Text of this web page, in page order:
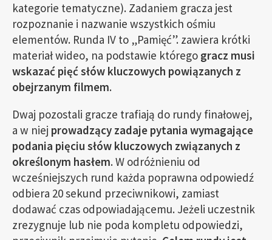
kategorie tematyczne). Zadaniem gracza jest
rozpoznanie i nazwanie wszystkich ośmiu
elementów. Runda IV to „Pamięć”. zawiera krótki
materiał wideo, na podstawie którego gracz musi
wskazać pięć słów kluczowych powiązanych z
obejrzanym filmem.
Dwaj pozostali gracze trafiają do rundy finałowej,
a w niej prowadzący zadaje pytania wymagające
podania pięciu słów kluczowych związanych z
określonym hasłem. W odróżnieniu od
wcześniejszych rund każda poprawna odpowiedź
odbiera 20 sekund przeciwnikowi, zamiast
dodawać czas odpowiadającemu. Jeżeli uczestnik
zrezygnuje lub nie poda kompletu odpowiedzi,